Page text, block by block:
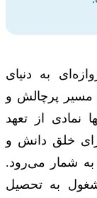
به دنیای
پرچالش و
نمادی از تعهد
خلق دانش و
به شمار می‌رود.
به تحصیل